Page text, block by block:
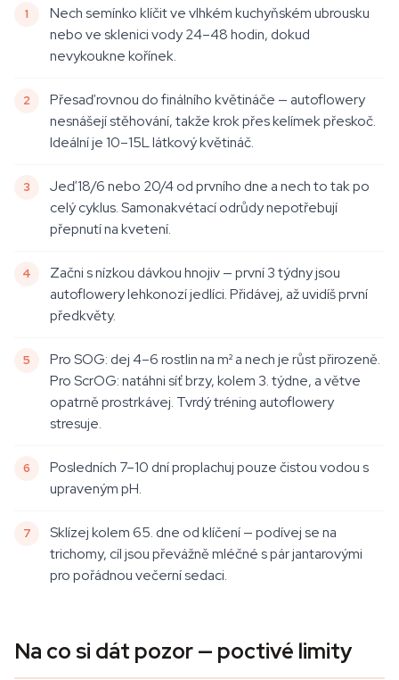
Nech semínko klíčit ve vlhkém kuchyňském ubrousku
nebo ve sklenici vody 24–48 hodin, dokud
nevykoukne kořínek.
Přesaď rovnou do finálního květináče — autoflowery
nesnášejí stěhování, takže krok přes kelímek přeskoč.
Ideální je 10–15L látkový květináč.
Jeď 18/6 nebo 20/4 od prvního dne a nech to tak po
celý cyklus. Samonakvétací odrůdy nepotřebují
přepnutí na kvetení.
Začni s nízkou dávkou hnojiv — první 3 týdny jsou
autoflowery lehkonozí jedlíci. Přidávej, až uvidíš první
předkvěty.
Pro SOG: dej 4–6 rostlin na m² a nech je růst přirozeně.
Pro ScrOG: natáhni síť brzy, kolem 3. týdne, a větve
opatrně prostrkávej. Tvrdý tréning autoflowery
stresuje.
Posledních 7–10 dní proplachuj pouze čistou vodou s
upraveným pH.
Sklízej kolem 65. dne od klíčení — podívej se na
trichomy, cíl jsou převážně mléčné s pár jantarovými
pro pořádnou večerní sedaci.
Na co si dát pozor — poctivé limity